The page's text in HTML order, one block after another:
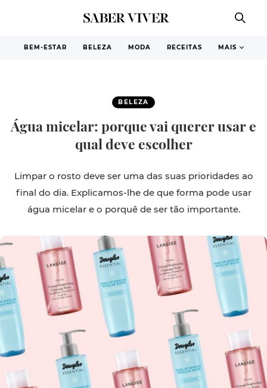
BEM-ESTAR BELEZA MODA RECEITAS MAIS
BELEZA
Água micelar: porque vai querer usar e
qual deve escolher
Limpar o rosto deve ser uma das suas prioridades ao
final do dia. Explicamos-lhe de que forma pode usar
água micelar e o porquê de ser tão importante.